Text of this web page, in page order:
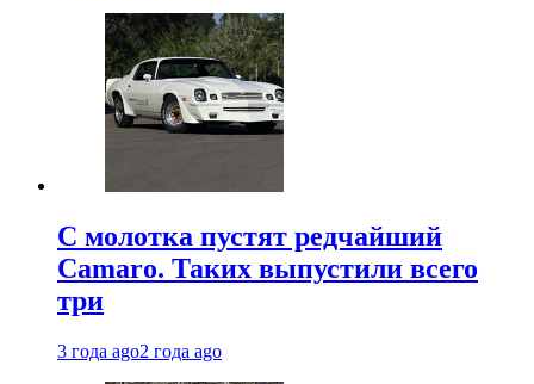
С молотка пустят редчайший
Camaro. Таких выпустили всего
три
3 года ago2 года ago